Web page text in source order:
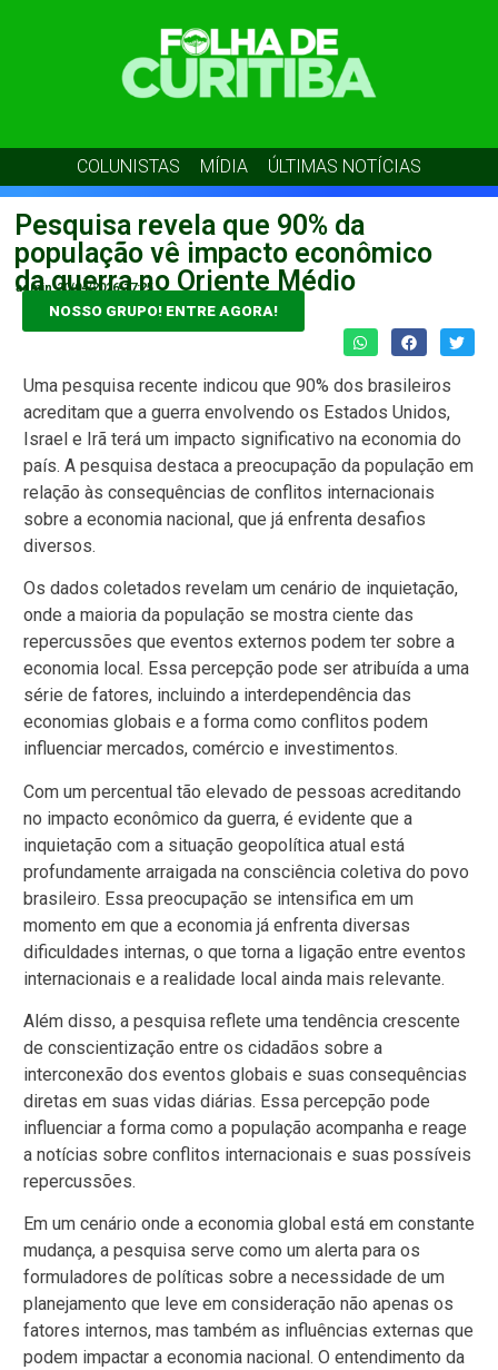
COLUNISTAS MÍDIA ÚLTIMAS NOTÍCIAS
Pesquisa revela que 90% da
população vê impacto econômico
da guerra no Oriente Médio
admin 20/04/2026 17:25
NOSSO GRUPO! ENTRE AGORA!
Uma pesquisa recente indicou que 90% dos brasileiros
acreditam que a guerra envolvendo os Estados Unidos,
Israel e Irã terá um impacto significativo na economia do
país. A pesquisa destaca a preocupação da população em
relação às consequências de conflitos internacionais
sobre a economia nacional, que já enfrenta desafios
diversos.
Os dados coletados revelam um cenário de inquietação,
onde a maioria da população se mostra ciente das
repercussões que eventos externos podem ter sobre a
economia local. Essa percepção pode ser atribuída a uma
série de fatores, incluindo a interdependência das
economias globais e a forma como conflitos podem
influenciar mercados, comércio e investimentos.
Com um percentual tão elevado de pessoas acreditando
no impacto econômico da guerra, é evidente que a
inquietação com a situação geopolítica atual está
profundamente arraigada na consciência coletiva do povo
brasileiro. Essa preocupação se intensifica em um
momento em que a economia já enfrenta diversas
dificuldades internas, o que torna a ligação entre eventos
internacionais e a realidade local ainda mais relevante.
Além disso, a pesquisa reflete uma tendência crescente
de conscientização entre os cidadãos sobre a
interconexão dos eventos globais e suas consequências
diretas em suas vidas diárias. Essa percepção pode
influenciar a forma como a população acompanha e reage
a notícias sobre conflitos internacionais e suas possíveis
repercussões.
Em um cenário onde a economia global está em constante
mudança, a pesquisa serve como um alerta para os
formuladores de políticas sobre a necessidade de um
planejamento que leve em consideração não apenas os
fatores internos, mas também as influências externas que
podem impactar a economia nacional. O entendimento da